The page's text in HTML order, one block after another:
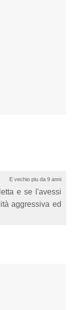
E vechio piu da 9 anni
e se l'avessi
aggressiva ed